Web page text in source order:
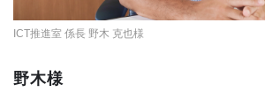
ICT推進室 係長 野木 克也様
野木様